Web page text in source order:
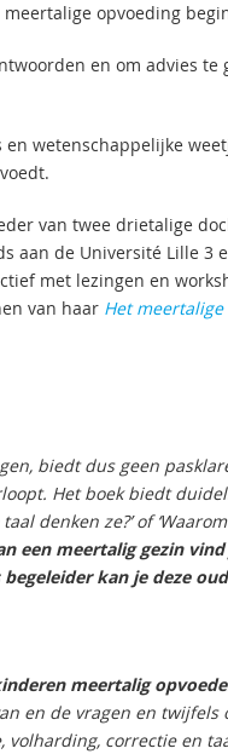
opvoeding
en om advies te
wetenschappelijke
van twee drietalige
aan de Université Lille 3
met lezingen en
van haar Het
biedt dus geen
Het boek biedt
denken ze?’ of
een meertalig gezin
kan je deze
meertalig
en de vragen en twijfels
volharding, correctie en